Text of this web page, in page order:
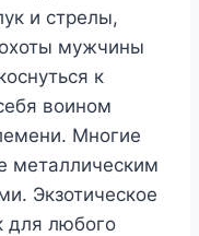
и стрелы,
мужчины
к
воином
Многие
металлическим
Экзотическое
для любого